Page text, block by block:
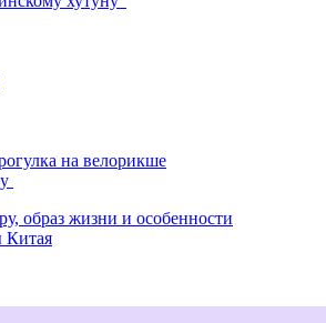
на велорикше
образ жизни и особенности
Китая